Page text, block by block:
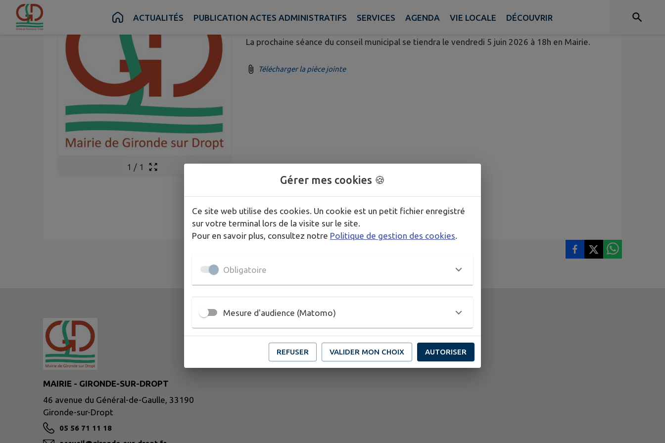
Contenu Recherche Pied de page
ACTUALITÉS PUBLICATION ACTES ADMINISTRATIFS SERVICES AGENDA VIE LOCALE DÉCOUVRIR
1 / 1
Publié le lundi 01 juin 2026 - Gironde-sur-Dropt
La prochaine séance du conseil municipal se tiendra le vendredi 5 juin 2026 à 18h en Mairie.
Télécharger la pièce jointe
MAIRIE - GIRONDE-SUR-DROPT
46 avenue du Général-de-Gaulle, 33190
Gironde-sur-Dropt
05 56 71 11 18
Gérer mes cookies 🍪
Ce site web utilise des cookies. Un cookie est un petit fichier enregistré
sur votre terminal lors de la visite sur le site.
Pour en savoir plus, consultez notre Politique de gestion des cookies.
Obligatoire
Mesure d'audience (Matomo)
REFUSER VALIDER MON CHOIX AUTORISER